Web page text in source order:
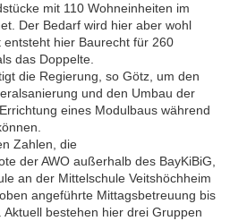
mit 110 Wohneinheiten im
Der Bedarf wird hier aber wohl
hier Baurecht für 260
das Doppelte.
die Regierung, so Götz, um den
und den Umbau der
eines Modulbaus während
Zahlen, die
der AWO außerhalb des BayKiBiG,
an der Mittelschule Veitshöchheim
angeführte Mittagsbetreuung bis
bestehen hier drei Gruppen